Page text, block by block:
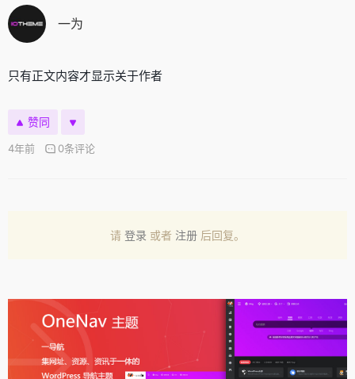
一为
只有正文内容才显示关于作者
赞同
4年前 0条评论
请 登录 或者 注册 后回复。